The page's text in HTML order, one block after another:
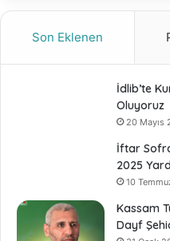
Son Eklenen
İdlib’te
Oluyoruz
20 Mayıs
İftar
2025
10
Kassam
Dayf